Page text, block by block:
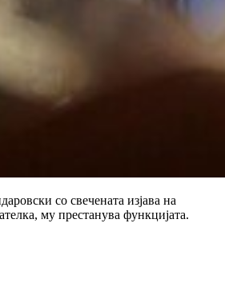
со свечената изјава на
му престанува функцијата.